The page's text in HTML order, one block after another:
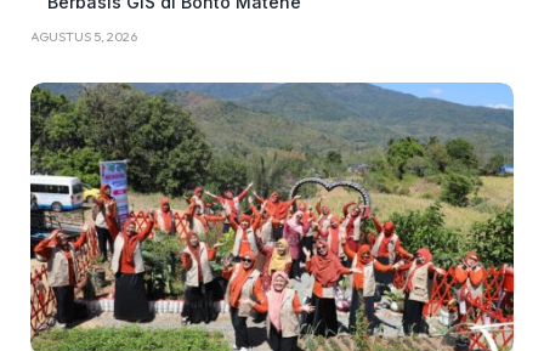
AGUSTUS 5, 2026